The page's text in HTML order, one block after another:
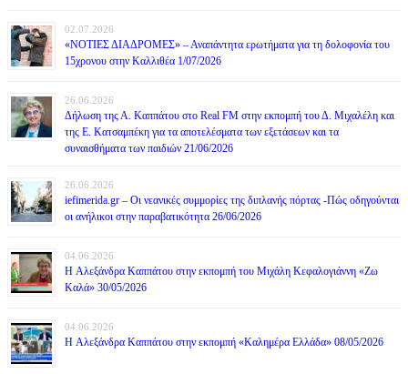
02.07.2026
«ΝΟΤΙΕΣ ΔΙΑΔΡΟΜΕΣ» – Αναπάντητα ερωτήματα για τη δολοφονία του
15χρονου στην Καλλιθέα 1/07/2026
26.06.2026
Δήλωση της Α. Καππάτου στο Real FM στην εκπομπή του Δ. Μιχαλέλη και
της Ε. Κατσαμπέκη για τα αποτελέσματα των εξετάσεων και τα
συναισθήματα των παιδιών 21/06/2026
26.06.2026
iefimerida.gr – Οι νεανικές συμμορίες της διπλανής πόρτας -Πώς οδηγούνται
οι ανήλικοι στην παραβατικότητα 26/06/2026
04.06.2026
H Αλεξάνδρα Καππάτου στην εκπομπή του Μιχάλη Κεφαλογιάννη «Ζω
Καλά» 30/05/2026
04.06.2026
H Αλεξάνδρα Καππάτου στην εκπομπή «Καλημέρα Ελλάδα» 08/05/2026